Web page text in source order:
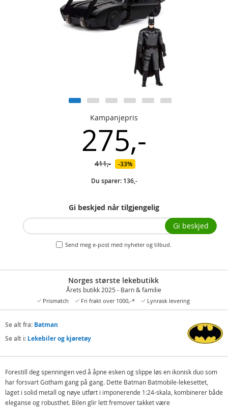
Kampanjepris
275,-
411,-
33%
Du sparer: 136,-
Gi beskjed når tilgjengelig
Send meg e-post med nyheter og tilbud.
Gi beskjed
Norges største lekebutikk
Årets butikk 2025 - Barn & familie
Prismatch Fri frakt over 1000,-* Lynrask levering
Se alt fra: Batman
Se alt i: Lekebiler og kjøretøy
Forestill deg spenningen ved å åpne esken og slippe løs en ikonisk duo som
har forsvart Gotham gang på gang. Dette Batman Batmobile-lekesettet,
laget i solid metall og nøye utført i imponerende 1:24-skala, kombinerer både
eleganse og robusthet. Bilen glir lett fremover takket være